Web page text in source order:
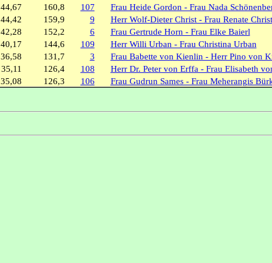
44,67 160,8 107
Frau Heide Gordon - Frau Nada
44,42 159,9 9
Herr Wolf-Dieter Christ - Frau Renate Christ
42,28 152,2 6
Frau Gertrude Horn - Frau Elke Baierl
40,17 144,6 109
Herr Willi Urban - Frau Christina Urban
36,58 131,7 3
Frau Babette von Kienlin - Herr Pino von
35,11 126,4 108
Herr Dr. Peter von Erffa - Frau Elisabeth
35,08 126,3 106 Frau Gudrun Sames - Frau Meherangis